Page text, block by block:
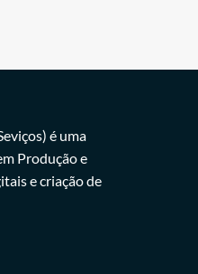
é uma
Produção e
e criação de